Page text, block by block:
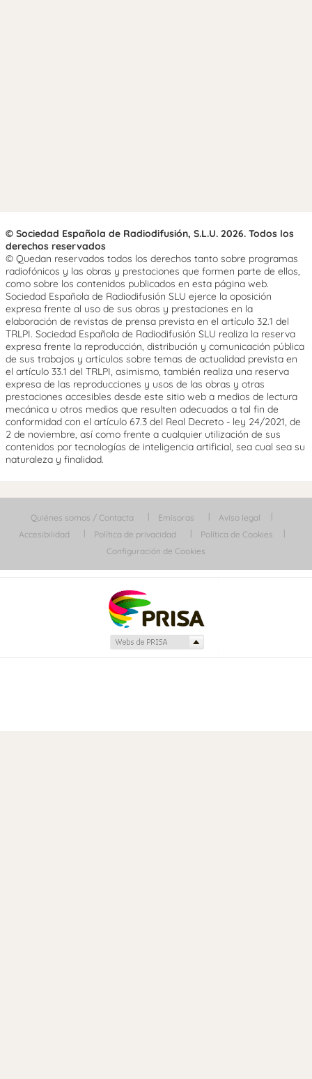
© Sociedad Española de Radiodifusión, S.L.U. 2026. Todos los
derechos reservados
© Quedan reservados todos los derechos tanto sobre programas
radiofónicos y las obras y prestaciones que formen parte de ellos,
como sobre los contenidos publicados en esta página web.
Sociedad Española de Radiodifusión SLU ejerce la oposición
expresa frente al uso de sus obras y prestaciones en la
elaboración de revistas de prensa prevista en el artículo 32.1 del
TRLPI. Sociedad Española de Radiodifusión SLU realiza la reserva
expresa frente la reproducción, distribución y comunicación pública
de sus trabajos y artículos sobre temas de actualidad prevista en
el artículo 33.1 del TRLPI, asimismo, también realiza una reserva
expresa de las reproducciones y usos de las obras y otras
prestaciones accesibles desde este sitio web a medios de lectura
mecánica u otros medios que resulten adecuados a tal fin de
conformidad con el artículo 67.3 del Real Decreto - ley 24/2021, de
2 de noviembre, así como frente a cualquier utilización de sus
contenidos por tecnologías de inteligencia artificial, sea cual sea su
naturaleza y finalidad.
Quiénes somos / Contacta Emisoras
Aviso legal
Accesibilidad
Política de privacidad
Política de Cookies
Configuración de Cookies